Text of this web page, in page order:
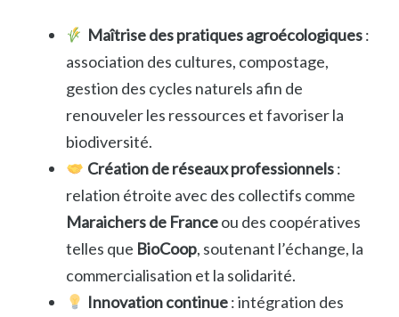
Maîtrise des pratiques agroécologiques:
association des cultures, compostage,
gestion des cycles naturels afin de
renouveler les ressources et favoriser la
biodiversité.
Création de réseaux professionnels:
relation étroite avec des collectifs comme
Maraichers de Franceou des coopératives
telles que BioCoop, soutenant l’échange, la
commercialisation et la solidarité.
Innovation continue: intégration des